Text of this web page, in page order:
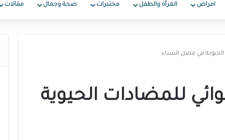
امراض المرأة والطفل مختبرات صحة وجمال مقالات
الحيوية في فصل الشتاء
للمضادات الحيوية